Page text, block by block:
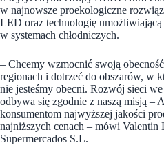
w najnowsze proekologiczne
LED oraz technologię
w systemach chłodniczych.
– Chcemy wzmocnić swoją
regionach i dotrzeć do obszarów, w
nie jesteśmy obecni. Rozwój sieci
odbywa się zgodnie z naszą misją –
konsumentom najwyższej jakości
najniższych cenach – mówi Valentin
Supermercados S.L.